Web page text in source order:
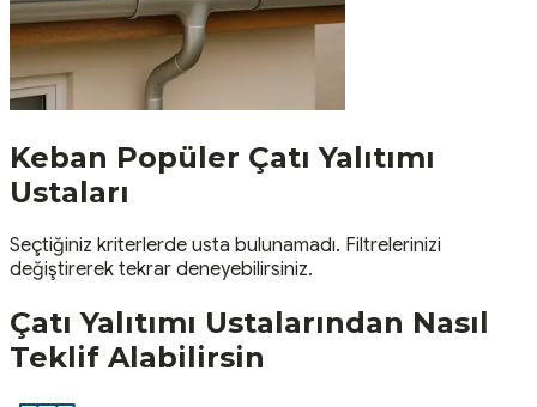
Keban Popüler Çatı Yalıtımı
Ustaları
Seçtiğiniz kriterlerde usta bulunamadı. Filtrelerinizi
değiştirerek tekrar deneyebilirsiniz.
Çatı Yalıtımı Ustalarından Nasıl
Teklif Alabilirsin